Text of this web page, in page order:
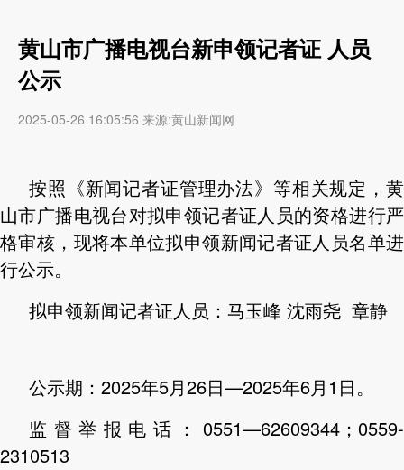
黄山市广播电视台新申领记者证 人员
公示
2025-05-26 16:05:56 来源:黄山新闻网
按照《新闻记者证管理办法》等相关规定，黄
山市广播电视台对拟申领记者证人员的资格进行严
格审核，现将本单位拟申领新闻记者证人员名单进
行公示。
拟申领新闻记者证人员：马玉峰 沈雨尧 章静
公示期：2025年5月26日—2025年6月1日。
监督举报电话：0551—62609344；0559-
2310513